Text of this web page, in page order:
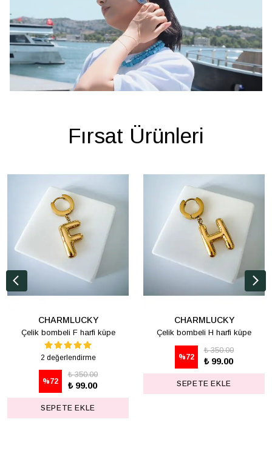
Fırsat Ürünleri
CHARMLUCKY
Çelik bombeli F harfi küpe
2 değerlendirme
%72
₺ 350.00
₺ 99.00
SEPETE EKLE
CHARMLUCKY
Çelik bombeli H harfi küpe
%72
₺ 350.00
₺ 99.00
SEPETE EKLE